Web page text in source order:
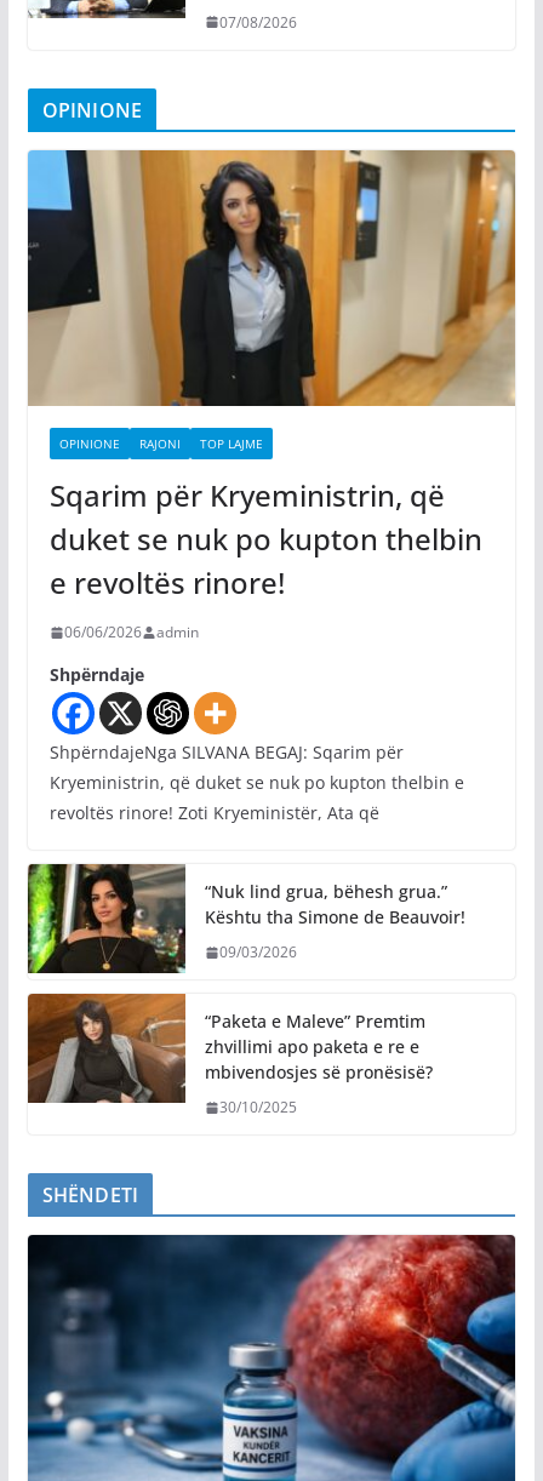
07/08/2026
OPINIONE
OPINIONE RAJONI TOP LAJME
Sqarim për Kryeministrin, që
duket se nuk po kupton thelbin
e revoltës rinore!
06/06/2026 admin
Shpërndaje
ShpërndajeNga SILVANA BEGAJ: Sqarim për
Kryeministrin, që duket se nuk po kupton thelbin e
revoltës rinore! Zoti Kryeministër, Ata që
“Nuk lind grua, bëhesh grua.”
Kështu tha Simone de Beauvoir!
09/03/2026
“Paketa e Maleve” Premtim
zhvillimi apo paketa e re e
mbivendosjes së pronësisë?
30/10/2025
SHËNDETI